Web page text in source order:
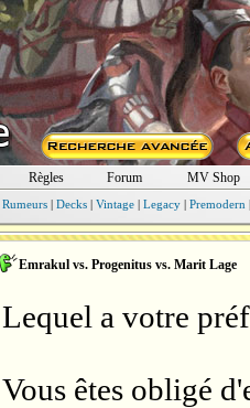
Règles Forum MV Shop
Rumeurs| Decks| Vintage| Legacy| Premodern
Emrakul vs. Progenitus vs. Marit Lage
Lequel a votre
Vous êtes obligé